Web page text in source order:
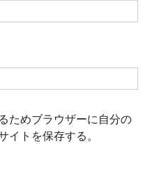
ためブラウザーに自分の
イトを保存する。